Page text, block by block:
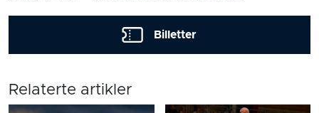
Billetter
Relaterte artikler